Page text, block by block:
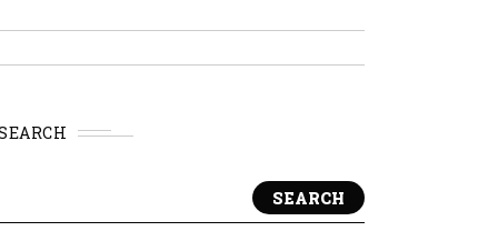
SEARCH